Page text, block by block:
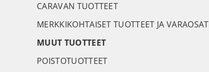
CARAVAN TUOTTEET
MERKKIKOHTAISET TUOTTEET JA VARAOSAT
MUUT TUOTTEET
POISTOTUOTTEET